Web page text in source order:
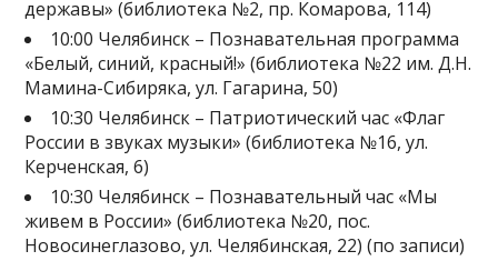
державы» (библиотека №2, пр. Комарова, 114)
10:00 Челябинск – Познавательная программа
«Белый, синий, красный!» (библиотека №22 им. Д.Н.
Мамина-Сибиряка, ул. Гагарина, 50)
10:30 Челябинск – Патриотический час «Флаг
России в звуках музыки» (библиотека №16, ул.
Керченская, 6)
10:30 Челябинск – Познавательный час «Мы
живем в России» (библиотека №20, пос.
Новосинеглазово, ул. Челябинская, 22) (по записи)